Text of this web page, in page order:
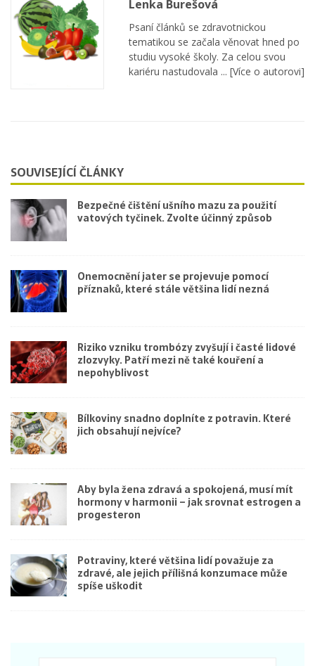
Lenka Burešová
Psaní článků se zdravotnickou
tematikou se začala věnovat hned po
studiu vysoké školy. Za celou svou
kariéru nastudovala ... [Více o autorovi]
SOUVISEJÍCÍ ČLÁNKY
Bezpečné čištění ušního mazu za použití
vatových tyčinek. Zvolte účinný způsob
Onemocnění jater se projevuje pomocí
příznaků, které stále většina lidí nezná
Riziko vzniku trombózy zvyšují i časté lidové
zlozvyky. Patří mezi ně také kouření a
nepohyblivost
Bílkoviny snadno doplníte z potravin. Které
jich obsahují nejvíce?
Aby byla žena zdravá a spokojená, musí mít
hormony v harmonii – jak srovnat estrogen a
progesteron
Potraviny, které většina lidí považuje za
zdravé, ale jejich přílišná konzumace může
spíše uškodit